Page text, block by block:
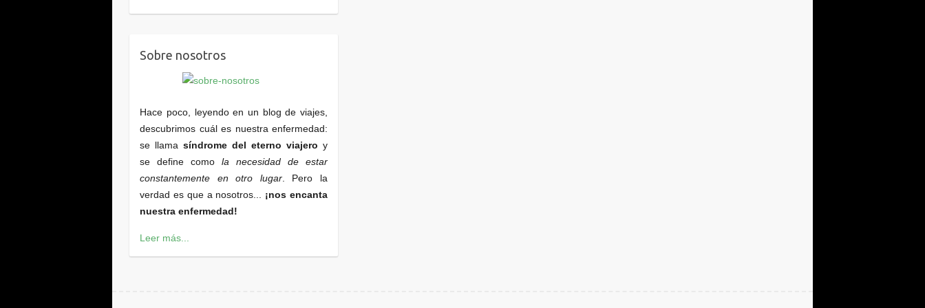
Sobre nosotros
Hace poco, leyendo en un blog de viajes,
descubrimos cuál es nuestra enfermedad:
se llamasíndrome del eterno viajero y
se define comola necesidad de estar
constantemente en otro lugar. Pero la
verdad es que a nosotros... ¡nos encanta
nuestra enfermedad!
Leer más...